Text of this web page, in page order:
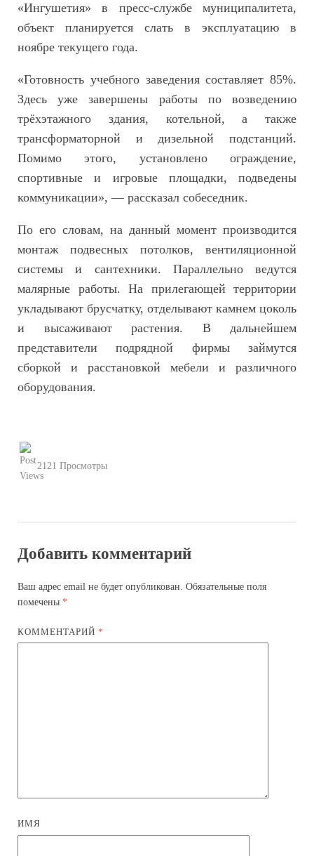
«Ингушетия» в пресс-службе муниципалитета,
объект планируется слать в эксплуатацию в
ноябре текущего года.
«Готовность учебного заведения составляет 85%.
Здесь уже завершены работы по возведению
трёхэтажного здания, котельной, а также
трансформаторной и дизельной подстанций.
Помимо этого, установлено ограждение,
спортивные и игровые площадки, подведены
коммуникации», — рассказал собеседник.
По его словам, на данный момент производится
монтаж подвесных потолков, вентиляционной
системы и сантехники. Параллельно ведутся
малярные работы. На прилегающей территории
укладывают брусчатку, отделывают камнем цоколь
и высаживают растения. В дальнейшем
представители подрядной фирмы займутся
сборкой и расстановкой мебели и различного
оборудования.
2121 Просмотры
Добавить комментарий
Ваш адрес email не будет опубликован. Обязательные поля
помечены *
КОММЕНТАРИЙ*
ИМЯ